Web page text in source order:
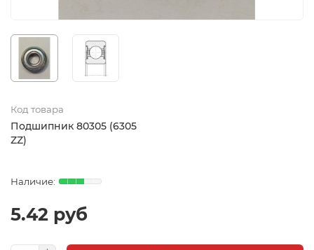
Код товара
Подшипник 80305 (6305
ZZ)
5.42 руб